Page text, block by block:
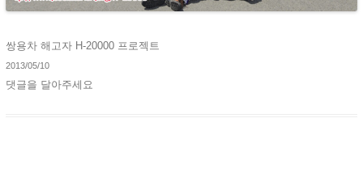
쌍용차 해고자 H-20000 프로젝트
2013/05/10
댓글을 달아주세요